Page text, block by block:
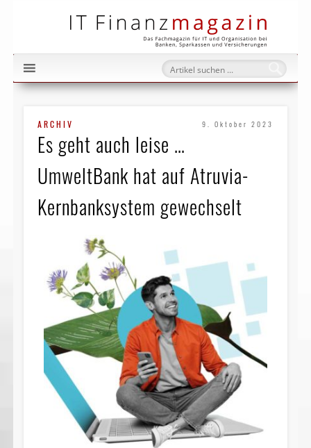
ARCHIV 9. Oktober 2023
Es geht auch leise …
UmweltBank hat auf Atruvia-
Kernbanksystem gewechselt